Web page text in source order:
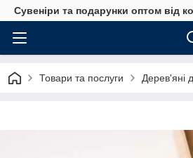
Сувеніри та подарунки оптом від
Товари та послуги Дерев'яні